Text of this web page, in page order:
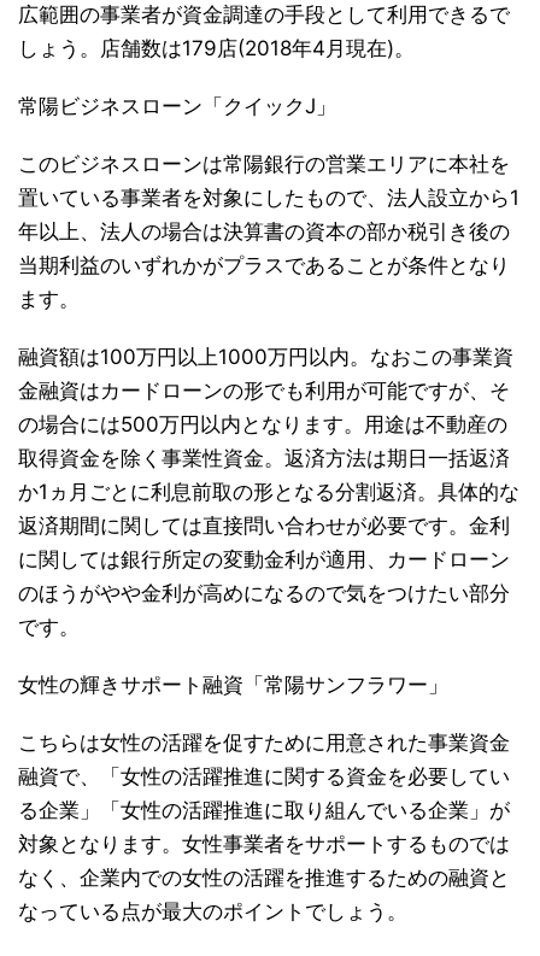
広範囲の事業者が資金調達の手段として利用できるで
しょう。店舗数は179店(2018年4月現在)。
常陽ビジネスローン「クイックJ」
このビジネスローンは常陽銀行の営業エリアに本社を
置いている事業者を対象にしたもので、法人設立から1
年以上、法人の場合は決算書の資本の部か税引き後の
当期利益のいずれかがプラスであることが条件となり
ます。
融資額は100万円以上1000万円以内。なおこの事業資
金融資はカードローンの形でも利用が可能ですが、そ
の場合には500万円以内となります。用途は不動産の
取得資金を除く事業性資金。返済方法は期日一括返済
か1ヵ月ごとに利息前取の形となる分割返済。具体的な
返済期間に関しては直接問い合わせが必要です。金利
に関しては銀行所定の変動金利が適用、カードローン
のほうがやや金利が高めになるので気をつけたい部分
です。
女性の輝きサポート融資「常陽サンフラワー」
こちらは女性の活躍を促すために用意された事業資金
融資で、「女性の活躍推進に関する資金を必要してい
る企業」「女性の活躍推進に取り組んでいる企業」が
対象となります。女性事業者をサポートするものでは
なく、企業内での女性の活躍を推進するための融資と
なっている点が最大のポイントでしょう。